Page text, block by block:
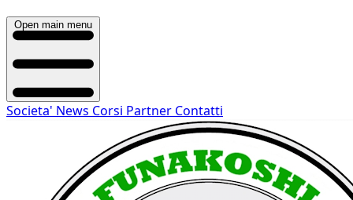
Open main menu
Societa' News Corsi Partner Contatti